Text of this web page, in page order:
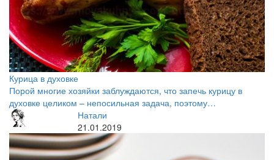
Курица в духовке
Порой многие хозяйки заблуждаются, что запечь курицу в
духовке целиком – непосильная задача, поэтому…
Натали
21.01.2019